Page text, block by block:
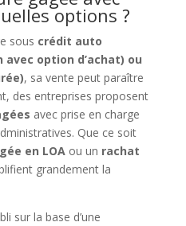
options ?
sous crédit auto
avec option d’achat) ou
, sa vente peut paraître
des entreprises proposent
avec prise en charge
Que ce soit
en LOA ou un rachat
grandement la
sur la base d’une